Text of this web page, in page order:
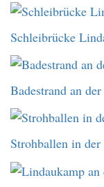
Schleibrücke
Badestrand an
Strohballen in